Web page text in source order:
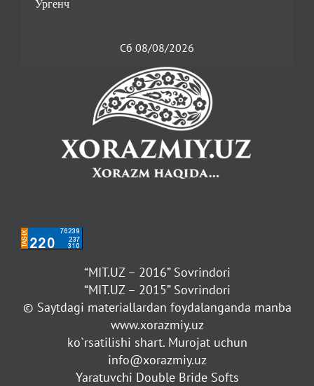
Сб 08/08/2026
“MIT.UZ – 2016” Sovrindori
“MIT.UZ – 2015” Sovrindori
© Saytdagi materiallardan foydalanganda manba
www.xorazmiy.uz
ko`rsatilishi shart. Murojat uchun
info@xorazmiy.uz
Yaratuvchi Double Bride Softs